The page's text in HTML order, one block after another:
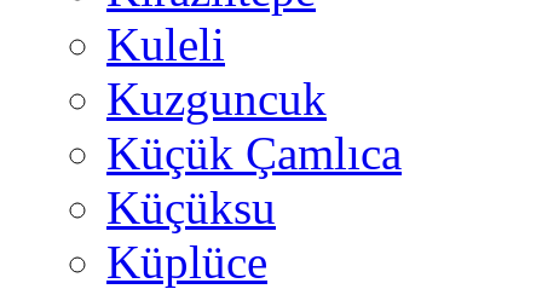
Kuleli
Kuzguncuk
Küçük Çamlıca
Küçüksu
Küplüce